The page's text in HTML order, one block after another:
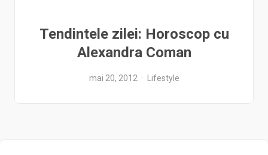
Tendintele zilei: Horoscop cu
Alexandra Coman
mai 20, 2012 Lifestyle